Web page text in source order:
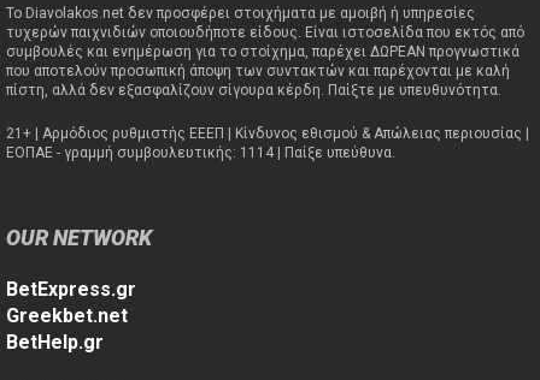
Το Diavolakos.net δεν προσφέρει στοιχήματα με αμοιβή ή υπηρεσίες
τυχερών παιχνιδιών οποιουδήποτε είδους. Είναι ιστοσελίδα που εκτός από
συμβουλές και ενημέρωση για το στοίχημα, παρέχει ΔΩΡΕΑΝ προγνωστικά
που αποτελούν προσωπική άποψη των συντακτών και παρέχονται με καλή
πίστη, αλλά δεν εξασφαλίζουν σίγουρα κέρδη. Παίξτε με υπευθυνότητα.
21+ | Αρμόδιος ρυθμιστής ΕΕΕΠ | Κίνδυνος εθισμού & Απώλειας περιουσίας |
ΕΟΠΑΕ - γραμμή συμβουλευτικής: 1114 | Παίξε υπεύθυνα.
OUR NETWORK
BetExpress.gr
Greekbet.net
BetHelp.gr